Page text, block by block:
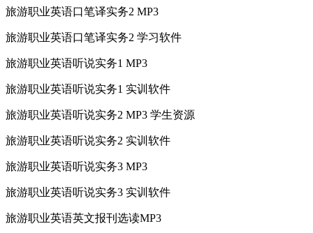
旅游职业英语口笔译实务2 MP3
旅游职业英语口笔译实务2 学习软件
旅游职业英语听说实务1 MP3
旅游职业英语听说实务1 实训软件
旅游职业英语听说实务2 MP3 学生资源
旅游职业英语听说实务2 实训软件
旅游职业英语听说实务3 MP3
旅游职业英语听说实务3 实训软件
旅游职业英语英文报刊选读MP3